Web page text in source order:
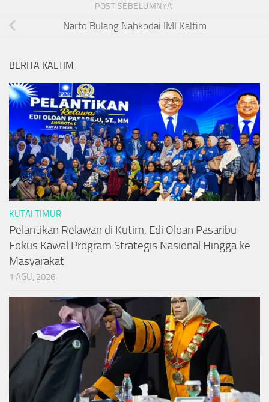
POST SEBELUMNYA
Narto Bulang Nahkodai IMI Kaltim
BERITA KALTIM
KUTAI TIMUR
Pelantikan Relawan di Kutim, Edi Oloan Pasaribu
Fokus Kawal Program Strategis Nasional Hingga ke
Masyarakat
1 AGU, 2026